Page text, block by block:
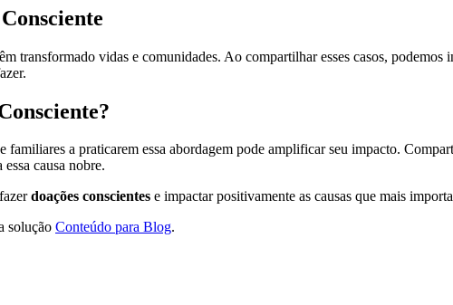
transformado vidas e comunidades. Ao compartilhar esses casos, podemos
a praticarem essa abordagem pode amplificar seu impacto.
causa nobre.
doações conscientes e impactar positivamente as causas que mais
solução Conteúdo para Blog.